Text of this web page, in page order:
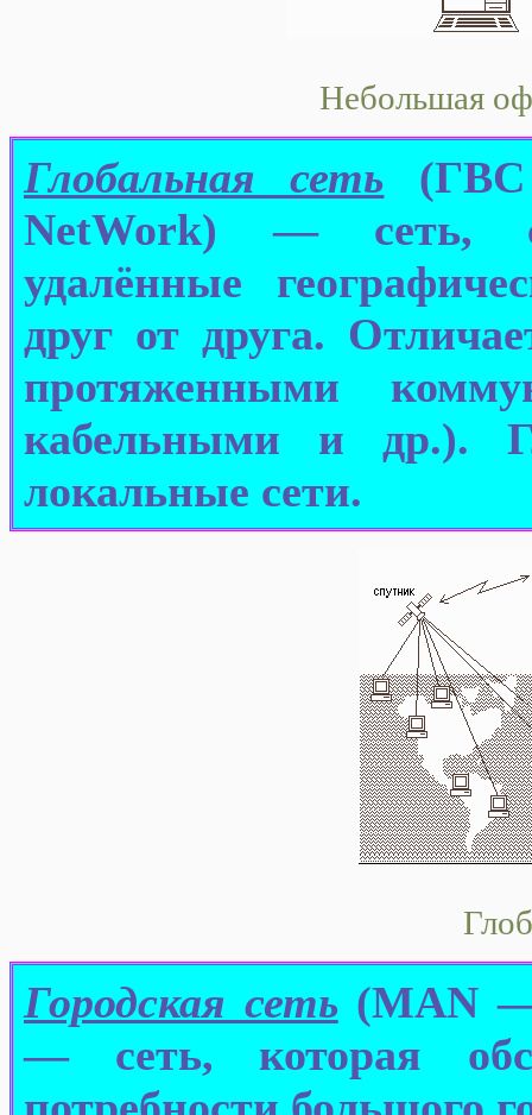
Небольшая
Глобальная сеть
NetWork) — сеть,
удалённые
друг от друга.
протяженными
кабельными и др.).
локальные сети.
Городская сеть (MAN
— сеть, которая